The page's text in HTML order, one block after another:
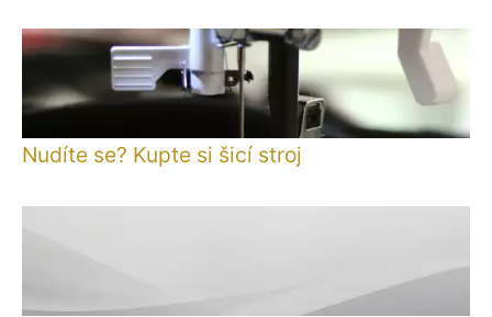
Nudíte se? Kupte si šicí stroj